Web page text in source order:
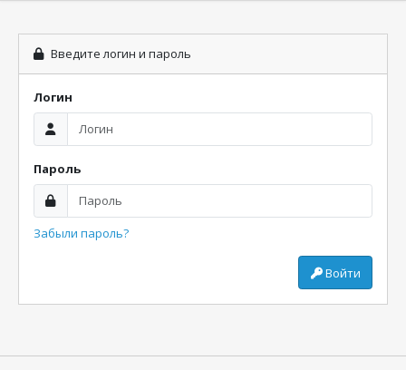
Введите логин и пароль
Логин
Пароль
Забыли пароль?
Войти